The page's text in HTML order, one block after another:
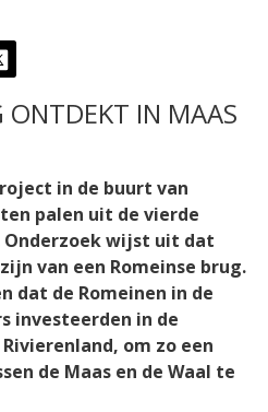
ONTDEKT IN MAAS
in de buurt van
palen uit de vierde
Onderzoek wijst uit dat
van een Romeinse brug.
dat de Romeinen in de
investeerden in de
om zo een
de Maas en de Waal te